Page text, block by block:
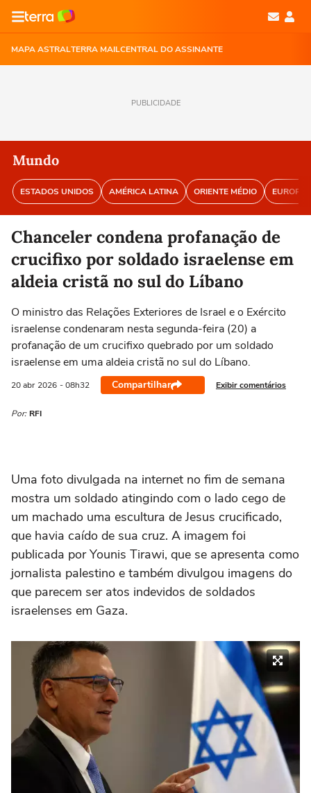
MAPA ASTRALTERRA MAILCENTRAL DO ASSINANTE
PUBLICIDADE
Mundo
ESTADOS UNIDOS AMÉRICA LATINA ORIENTE MÉDIO EUROPA
Chanceler condena profanação de
crucifixo por soldado israelense em
aldeia cristã no sul do Líbano
O ministro das Relações Exteriores de Israel e o Exército
israelense condenaram nesta segunda-feira (20) a
profanação de um crucifixo quebrado por um soldado
israelense em uma aldeia cristã no sul do Líbano.
20 abr 2026 - 08h32 Compartilhar Exibir comentários
Por: RFI
Uma foto divulgada na internet no fim de semana
mostra um soldado atingindo com o lado cego de
um machado uma escultura de Jesus crucificado,
que havia caído de sua cruz. A imagem foi
publicada por Younis Tirawi, que se apresenta como
jornalista palestino e também divulgou imagens do
que parecem ser atos indevidos de soldados
israelenses em Gaza.